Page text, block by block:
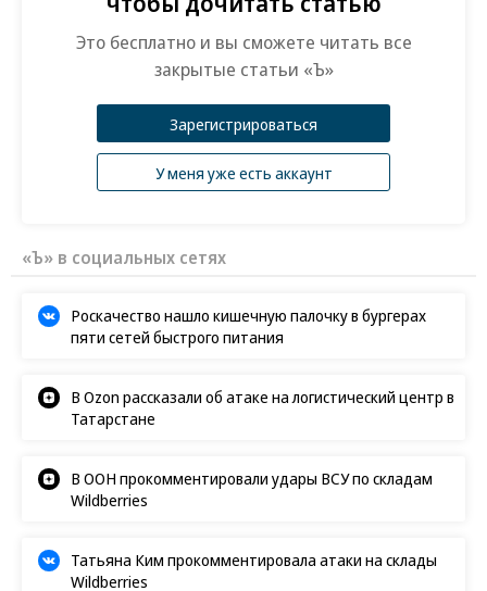
Резкий рост вакантности — новый тренд для
складского рынка. Со второй половины 2023 и до
объем спроса превышал предложение,
работе со складскими и производственными
помещениями IBC Real Estate Евгений Бумагин.
Смена вектора продиктована в том числе
Это бесплатно и вы сможете читать все
закрытые статьи «Ъ»
Зарегистрироваться
У меня уже есть аккаунт
«Ъ» в социальных сетях
Роскачество нашло кишечную палочку в бургерах
пяти сетей быстрого питания
В Ozon рассказали об атаке на логистический центр в
Татарстане
В ООН прокомментировали удары ВСУ по складам
Wildberries
Татьяна Ким прокомментировала атаки на склады
Wildberries